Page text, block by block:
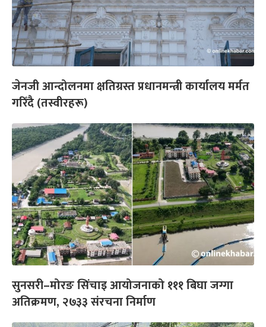
जेनजी आन्दोलनमा क्षतिग्रस्त प्रधानमन्त्री कार्यालय मर्मत
गरिँदै (तस्वीरहरू)
सुनसरी–मोरङ सिंचाइ आयोजनाको १११ बिघा जग्गा
अतिक्रमण, २७३३ संरचना निर्माण